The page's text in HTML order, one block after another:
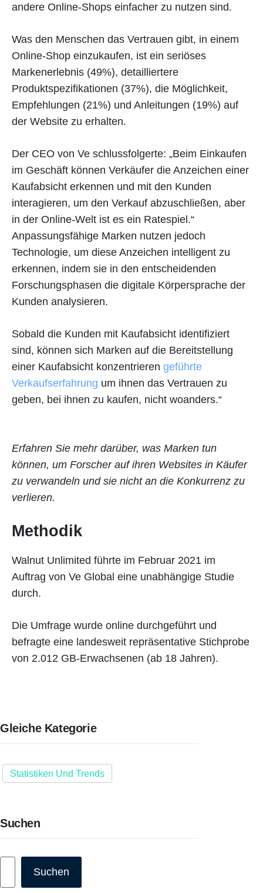
andere Online-Shops einfacher zu nutzen sind.
Was den Menschen das Vertrauen gibt, in einem
Online-Shop einzukaufen, ist ein seriöses
Markenerlebnis (49%), detailliertere
Produktspezifikationen (37%), die Möglichkeit,
Empfehlungen (21%) und Anleitungen (19%) auf
der Website zu erhalten.
Der CEO von Ve schlussfolgerte: „Beim Einkaufen
im Geschäft können Verkäufer die Anzeichen einer
Kaufabsicht erkennen und mit den Kunden
interagieren, um den Verkauf abzuschließen, aber
in der Online-Welt ist es ein Ratespiel.“
Anpassungsfähige Marken nutzen jedoch
Technologie, um diese Anzeichen intelligent zu
erkennen, indem sie in den entscheidenden
Forschungsphasen die digitale Körpersprache der
Kunden analysieren.
Sobald die Kunden mit Kaufabsicht identifiziert
sind, können sich Marken auf die Bereitstellung
einer Kaufabsicht konzentrieren geführte
Verkaufserfahrung um ihnen das Vertrauen zu
geben, bei ihnen zu kaufen, nicht woanders.“
Erfahren Sie mehr darüber, was Marken tun
können, um Forscher auf ihren Websites in Käufer
zu verwandeln und sie nicht an die Konkurrenz zu
verlieren.
Methodik
Walnut Unlimited führte im Februar 2021 im
Auftrag von Ve Global eine unabhängige Studie
durch.
Die Umfrage wurde online durchgeführt und
befragte eine landesweit repräsentative Stichprobe
von 2.012 GB-Erwachsenen (ab 18 Jahren).
Gleiche Kategorie
Statistiken Und Trends
Suchen
Suchen